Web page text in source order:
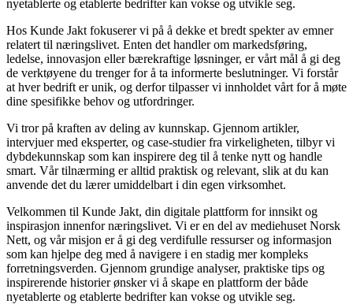
nyetablerte og etablerte bedrifter kan vokse og utvikle seg.
Hos Kunde Jakt fokuserer vi på å dekke et bredt spekter av emner
relatert til næringslivet. Enten det handler om markedsføring,
ledelse, innovasjon eller bærekraftige løsninger, er vårt mål å gi deg
de verktøyene du trenger for å ta informerte beslutninger. Vi forstår
at hver bedrift er unik, og derfor tilpasser vi innholdet vårt for å møte
dine spesifikke behov og utfordringer.
Vi tror på kraften av deling av kunnskap. Gjennom artikler,
intervjuer med eksperter, og case-studier fra virkeligheten, tilbyr vi
dybdekunnskap som kan inspirere deg til å tenke nytt og handle
smart. Vår tilnærming er alltid praktisk og relevant, slik at du kan
anvende det du lærer umiddelbart i din egen virksomhet.
Velkommen til Kunde Jakt, din digitale plattform for innsikt og
inspirasjon innenfor næringslivet. Vi er en del av mediehuset Norsk
Nett, og vår misjon er å gi deg verdifulle ressurser og informasjon
som kan hjelpe deg med å navigere i en stadig mer kompleks
forretningsverden. Gjennom grundige analyser, praktiske tips og
inspirerende historier ønsker vi å skape en plattform der både
nyetablerte og etablerte bedrifter kan vokse og utvikle seg.